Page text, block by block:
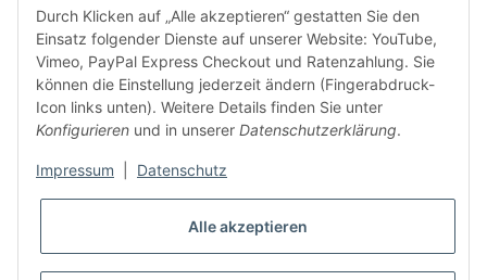
Durch Klicken auf „Alle akzeptieren“ gestatten Sie den
Einsatz folgender Dienste auf unserer Website: YouTube,
Vimeo, PayPal Express Checkout und Ratenzahlung. Sie
können die Einstellung jederzeit ändern (Fingerabdruck-
Icon links unten). Weitere Details finden Sie unter
Konfigurieren und in unserer Datenschutzerklärung.
Impressum Datenschutz
Alle akzeptieren
Gesetzliche Informationen
* Alle Preise inkl. gesetzlicher USt., zzgl.